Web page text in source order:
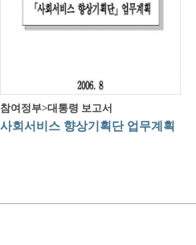
참여정부>대통령 보고서
사회서비스 향상기획단 업무계획